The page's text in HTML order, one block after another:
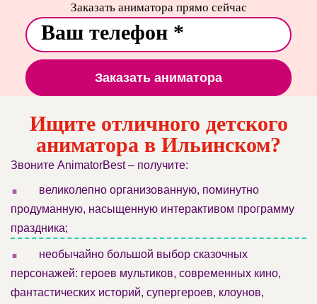
Заказать аниматора прямо сейчас
Заказать аниматора
Ищите отличного детского
аниматора в Ильинском?
Звоните AnimatorBest – получите:
.
великолепно организованную, поминутно
продуманную, насыщенную интерактивом программу
праздника;
.
необычайно большой выбор сказочных
персонажей: героев мультиков, современных кино,
фантастических историй, супергероев, клоунов,